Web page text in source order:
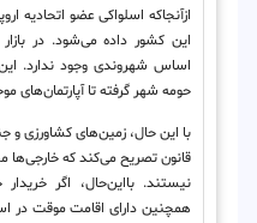
ازآنجاکه اسلواکی عضو اتحادیه
این کشور داده می‌شود. در
اساس شهروندی وجود ندارد. این
حومه شهر گرفته تا
با این‌ حال، زمین‌های کشاورزی و
قانون تصریح می‌کند که خارجی‌ها
نیستند. بااین‌حال، اگر
همچنین دارای اقامت موقت در